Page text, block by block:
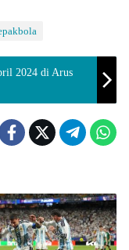
2024 di Arus